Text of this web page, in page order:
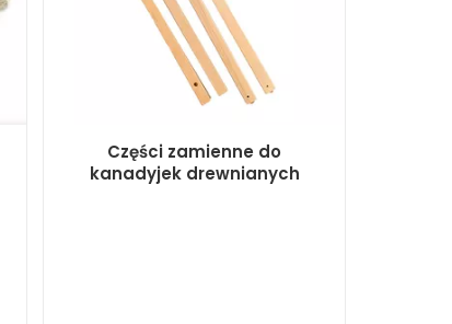
Części zamienne do
kanadyjek drewnianych